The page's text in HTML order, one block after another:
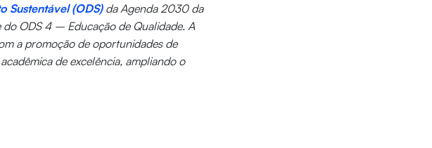
Sustentável (ODS) da Agenda 2030 da
ODS 4 – Educação de Qualidade. A
a promoção de oportunidades de
de excelência, ampliando o